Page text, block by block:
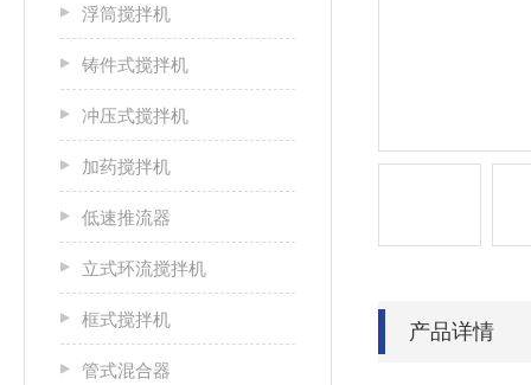
浮筒搅拌机
铸件式搅拌机
冲压式搅拌机
加药搅拌机
低速推流器
立式环流搅拌机
框式搅拌机
管式混合器
产品详情